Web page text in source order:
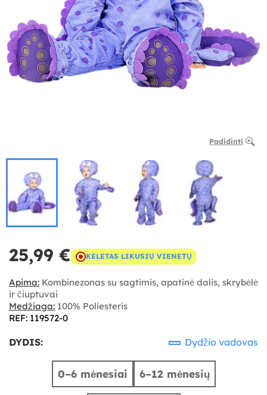
Padidinti
25,99 € KELETAS LIKUSIŲ VIENETŲ
Apima: Kombinezonas su sagtimis, apatinė dalis, skrybėlė
ir čiuptuvai
Medžiaga: 100% Poliesteris
REF: 119572-0
DYDIS: Dydžio vadovas
0–6 mėnesiai 6–12 mėnesių